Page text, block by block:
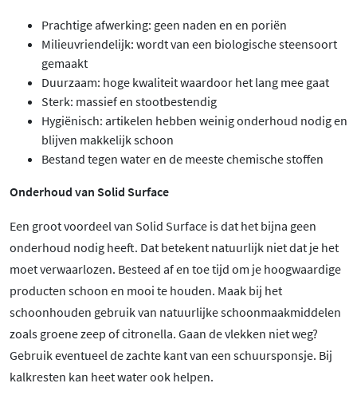
Prachtige afwerking: geen naden en en poriën
Milieuvriendelijk: wordt van een biologische steensoort
gemaakt
Duurzaam: hoge kwaliteit waardoor het lang mee gaat
Sterk: massief en stootbestendig
Hygiënisch: artikelen hebben weinig onderhoud nodig en
blijven makkelijk schoon
Bestand tegen water en de meeste chemische stoffen
Onderhoud van Solid Surface
Een groot voordeel van Solid Surface is dat het bijna geen
onderhoud nodig heeft. Dat betekent natuurlijk niet dat je het
moet verwaarlozen. Besteed af en toe tijd om je hoogwaardige
producten schoon en mooi te houden. Maak bij het
schoonhouden gebruik van natuurlijke schoonmaakmiddelen
zoals groene zeep of citronella. Gaan de vlekken niet weg?
Gebruik eventueel de zachte kant van een schuursponsje. Bij
kalkresten kan heet water ook helpen.